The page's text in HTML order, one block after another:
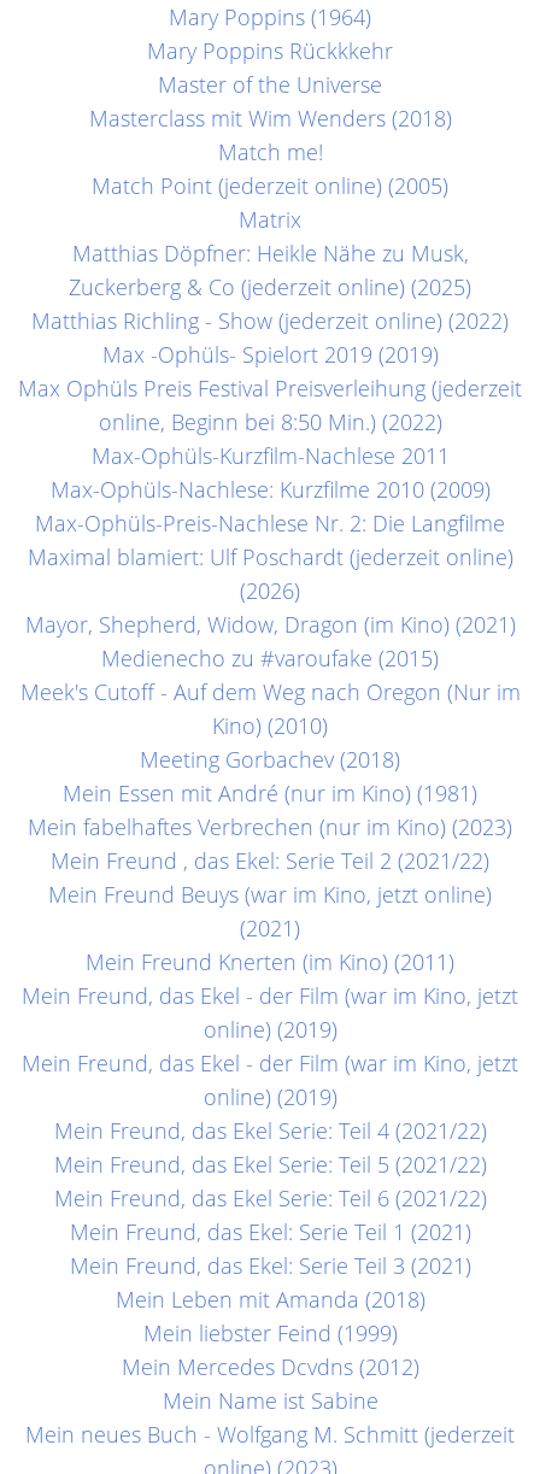
Mary Poppins (1964)
Mary Poppins Rückkkehr
Master of the Universe
Masterclass mit Wim Wenders (2018)
Match me!
Match Point (jederzeit online) (2005)
Matrix
Matthias Döpfner: Heikle Nähe zu Musk,
Zuckerberg & Co (jederzeit online) (2025)
Matthias Richling - Show (jederzeit online) (2022)
Max -Ophüls- Spielort 2019 (2019)
Max Ophüls Preis Festival Preisverleihung (jederzeit
online, Beginn bei 8:50 Min.) (2022)
Max-Ophüls-Kurzfilm-Nachlese 2011
Max-Ophüls-Nachlese: Kurzfilme 2010 (2009)
Max-Ophüls-Preis-Nachlese Nr. 2: Die Langfilme
Maximal blamiert: Ulf Poschardt (jederzeit online)
(2026)
Mayor, Shepherd, Widow, Dragon (im Kino) (2021)
Medienecho zu #varoufake (2015)
Meek's Cutoff - Auf dem Weg nach Oregon (Nur im
Kino) (2010)
Meeting Gorbachev (2018)
Mein Essen mit André (nur im Kino) (1981)
Mein fabelhaftes Verbrechen (nur im Kino) (2023)
Mein Freund , das Ekel: Serie Teil 2 (2021/22)
Mein Freund Beuys (war im Kino, jetzt online)
(2021)
Mein Freund Knerten (im Kino) (2011)
Mein Freund, das Ekel - der Film (war im Kino, jetzt
online) (2019)
Mein Freund, das Ekel - der Film (war im Kino, jetzt
online) (2019)
Mein Freund, das Ekel Serie: Teil 4 (2021/22)
Mein Freund, das Ekel Serie: Teil 5 (2021/22)
Mein Freund, das Ekel Serie: Teil 6 (2021/22)
Mein Freund, das Ekel: Serie Teil 1 (2021)
Mein Freund, das Ekel: Serie Teil 3 (2021)
Mein Leben mit Amanda (2018)
Mein liebster Feind (1999)
Mein Mercedes Dcvdns (2012)
Mein Name ist Sabine
Mein neues Buch - Wolfgang M. Schmitt (jederzeit
online) (2023)